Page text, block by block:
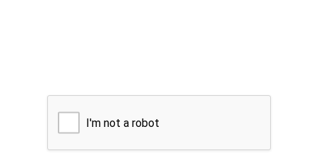
I'm not a robot